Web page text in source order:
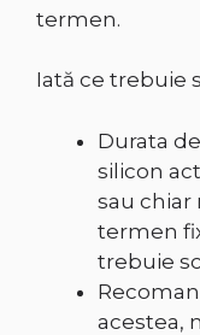
termen.
Iată ce trebuie
Durata
silicon
sau chiar
termen
trebuie
acestea,